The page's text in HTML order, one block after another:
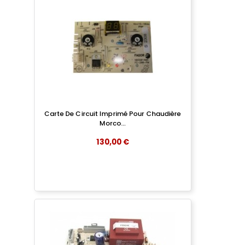
Carte De Circuit Imprimé Pour Chaudière
Morco...
130,00 €